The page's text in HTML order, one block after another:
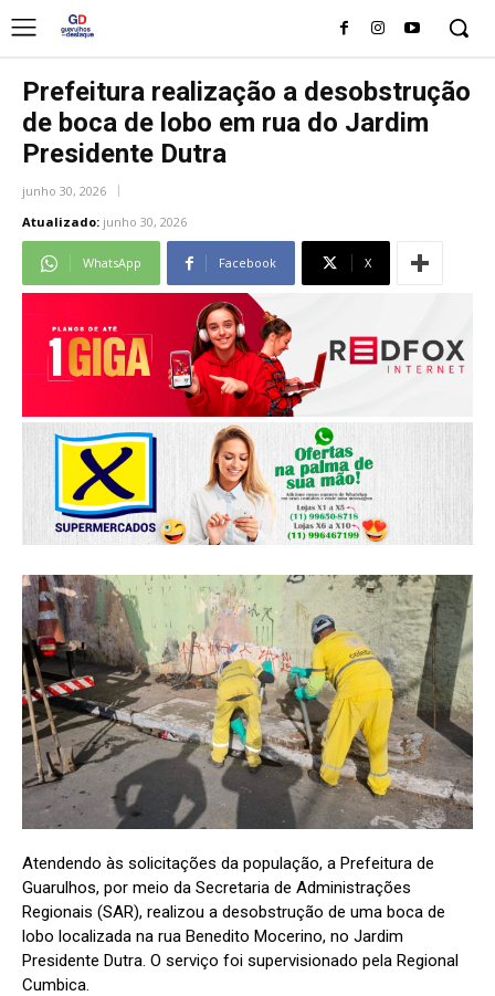
Prefeitura realização a desobstrução
de boca de lobo em rua do Jardim
Presidente Dutra
junho 30, 2026
Atualizado: junho 30, 2026
WhatsApp Facebook X
Atendendo às solicitações da população, a Prefeitura de
Guarulhos, por meio da Secretaria de Administrações
Regionais (SAR), realizou a desobstrução de uma boca de
lobo localizada na rua Benedito Mocerino, no Jardim
Presidente Dutra. O serviço foi supervisionado pela Regional
Cumbica.